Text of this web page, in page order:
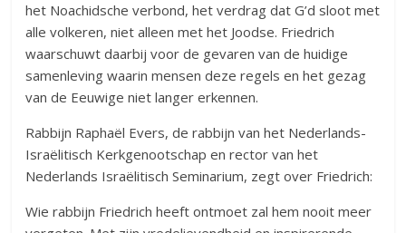
het Noachidsche verbond, het verdrag dat G’d sloot met
alle volkeren, niet alleen met het Joodse. Friedrich
waarschuwt daarbij voor de gevaren van de huidige
samenleving waarin mensen deze regels en het gezag
van de Eeuwige niet langer erkennen.
Rabbijn Raphaël Evers, de rabbijn van het Nederlands-
Israëlitisch Kerkgenootschap en rector van het
Nederlands Israëlitisch Seminarium, zegt over Friedrich:
Wie rabbijn Friedrich heeft ontmoet zal hem nooit meer